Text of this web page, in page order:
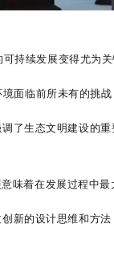
持续发展变得尤为
境面临前所未有的挑
了生态文明建设的
味着在发展过程中
新的设计思维和方